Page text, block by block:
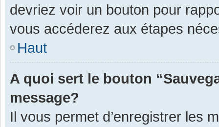
devriez voir un bouton pour
vous accéderez aux étapes
Haut
A quoi sert le bouton
message?
Il vous permet d’enregistrer les